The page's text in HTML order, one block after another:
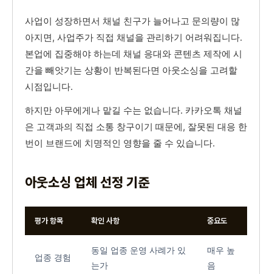
사업이 성장하면서 채널 친구가 늘어나고 문의량이 많
아지면, 사업주가 직접 채널을 관리하기 어려워집니다.
본업에 집중해야 하는데 채널 응대와 콘텐츠 제작에 시
간을 빼앗기는 상황이 반복된다면 아웃소싱을 고려할
시점입니다.
하지만 아무에게나 맡길 수는 없습니다. 카카오톡 채널
은 고객과의 직접 소통 창구이기 때문에, 잘못된 대응 한
번이 브랜드에 치명적인 영향을 줄 수 있습니다.
아웃소싱 업체 선정 기준
평가 항목 확인 사항 중요도
업종 경험
동일 업종 운영 사례가 있
는가
매우 높
음